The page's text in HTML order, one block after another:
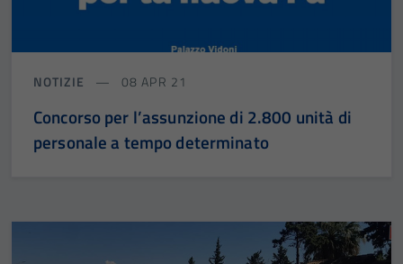
NOTIZIE 08 APR 21
Concorso per l’assunzione di 2.800 unità di
personale a tempo determinato